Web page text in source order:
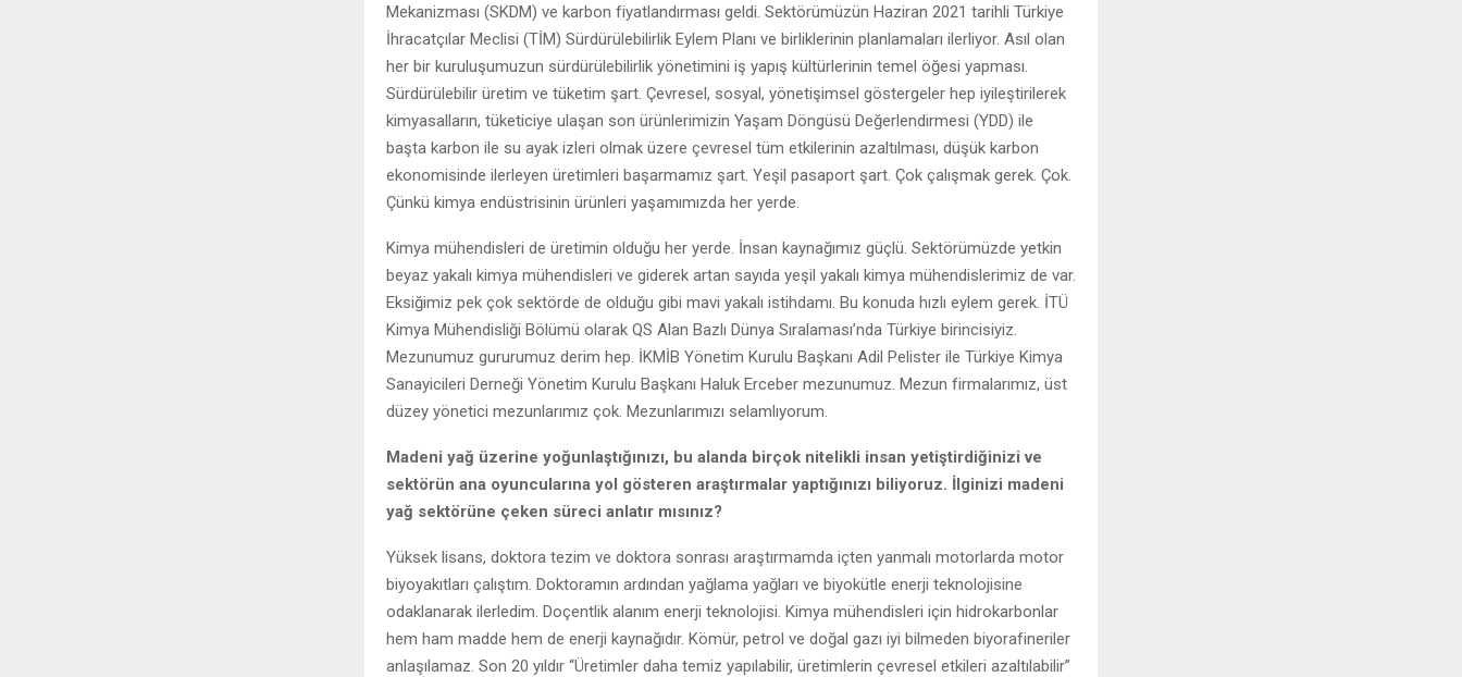
Mekanizması (SKDM) ve karbon fiyatlandırması geldi. Sektörümüzün Haziran 2021 tarihli Türkiye
İhracatçılar Meclisi (TİM) Sürdürülebilirlik Eylem Planı ve birliklerinin planlamaları ilerliyor. Asıl olan
her bir kuruluşumuzun sürdürülebilirlik yönetimini iş yapış kültürlerinin temel öğesi yapması.
Sürdürülebilir üretim ve tüketim şart. Çevresel, sosyal, yönetişimsel göstergeler hep iyileştirilerek
kimyasalların, tüketiciye ulaşan son ürünlerimizin Yaşam Döngüsü Değerlendirmesi (YDD) ile
başta karbon ile su ayak izleri olmak üzere çevresel tüm etkilerinin azaltılması, düşük karbon
ekonomisinde ilerleyen üretimleri başarmamız şart. Yeşil pasaport şart. Çok çalışmak gerek. Çok.
Çünkü kimya endüstrisinin ürünleri yaşamımızda her yerde.
Kimya mühendisleri de üretimin olduğu her yerde. İnsan kaynağımız güçlü. Sektörümüzde yetkin
beyaz yakalı kimya mühendisleri ve giderek artan sayıda yeşil yakalı kimya mühendislerimiz de var.
Eksiğimiz pek çok sektörde de olduğu gibi mavi yakalı istihdamı. Bu konuda hızlı eylem gerek. İTÜ
Kimya Mühendisliği Bölümü olarak QS Alan Bazlı Dünya Sıralaması’nda Türkiye birincisiyiz.
Mezunumuz gururumuz derim hep. İKMİB Yönetim Kurulu Başkanı Adil Pelister ile Türkiye Kimya
Sanayicileri Derneği Yönetim Kurulu Başkanı Haluk Erceber mezunumuz. Mezun firmalarımız, üst
düzey yönetici mezunlarımız çok. Mezunlarımızı selamlıyorum.
Madeni yağ üzerine yoğunlaştığınızı, bu alanda birçok nitelikli insan yetiştirdiğinizi ve
sektörün ana oyuncularına yol gösteren araştırmalar yaptığınızı biliyoruz. İlginizi madeni
yağ sektörüne çeken süreci anlatır mısınız?
Yüksek lisans, doktora tezim ve doktora sonrası araştırmamda içten yanmalı motorlarda motor
biyoyakıtları çalıştım. Doktoramın ardından yağlama yağları ve biyokütle enerji teknolojisine
odaklanarak ilerledim. Doçentlik alanım enerji teknolojisi. Kimya mühendisleri için hidrokarbonlar
hem ham madde hem de enerji kaynağıdır. Kömür, petrol ve doğal gazı iyi bilmeden biyorafineriler
anlaşılamaz. Son 20 yıldır “Üretimler daha temiz yapılabilir, üretimlerin çevresel etkileri azaltılabilir”